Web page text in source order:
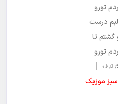
تورو
درست
گشتم تا
تورو
───┤
سبز موزیک